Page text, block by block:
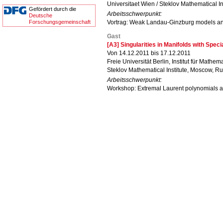
Gefördert durch die
Deutsche
Forschungsgemeinschaft
Universitaet Wien / Steklov Mathematical
Arbeitsschwerpunkt:
Vortrag: Weak Landau-Ginzburg models
Gast
[A3] Singularities in Manifolds with
Von 14.12.2011 bis 17.12.2011
Freie Universität Berlin, Institut für
Steklov Mathematical Institute, Moscow,
Arbeitsschwerpunkt:
Workshop: Extremal Laurent polynomials